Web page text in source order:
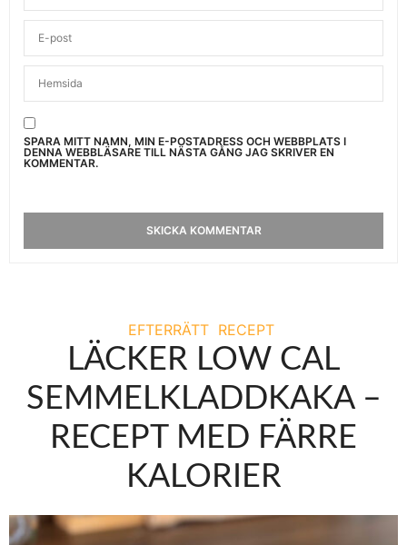
SPARA MITT NAMN, MIN E-POSTADRESS OCH WEBBPLATS I
DENNA WEBBLÄSARE TILL NÄSTA GÅNG JAG SKRIVER EN
KOMMENTAR.
EFTERRÄTT RECEPT
LÄCKER LOW CAL
SEMMELKLADDKAKA –
RECEPT MED FÄRRE
KALORIER